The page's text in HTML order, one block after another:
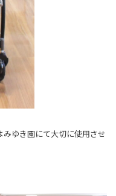
ゆき園にて大切に使用させ